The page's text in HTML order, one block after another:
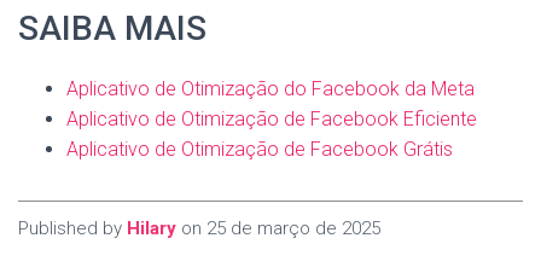
SAIBA MAIS
Aplicativo de Otimização do Facebook da Meta
Aplicativo de Otimização de Facebook Eficiente
Aplicativo de Otimização de Facebook Grátis
Published by Hilary on 25 de março de 2025